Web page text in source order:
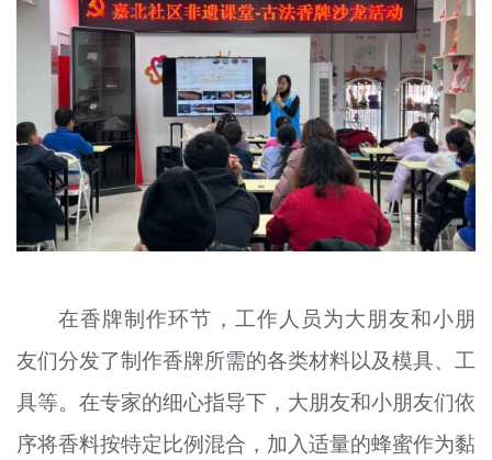
在香牌制作环节，工作人员为大朋友和小朋
友们分发了制作香牌所需的各类材料以及模具、工
具等。在专家的细心指导下，大朋友和小朋友们依
序将香料按特定比例混合，加入适量的蜂蜜作为黏